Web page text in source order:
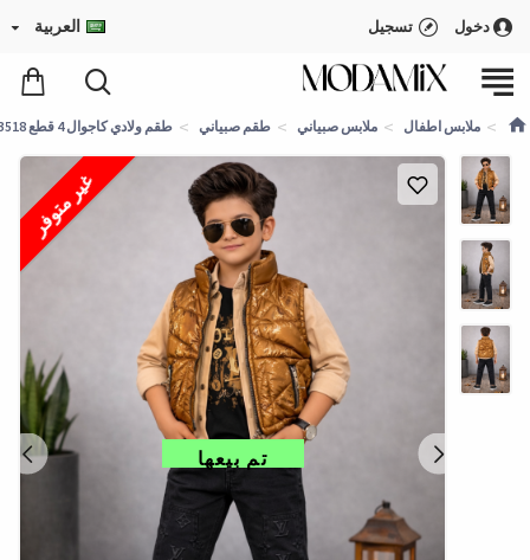
دخول تسجيل العربية
ملابس اطفال ملابس صبياني طقم صبياني طقم ولادي كاجوال 4 قطع 3518 - بني
تم بيعها
غير متوفر